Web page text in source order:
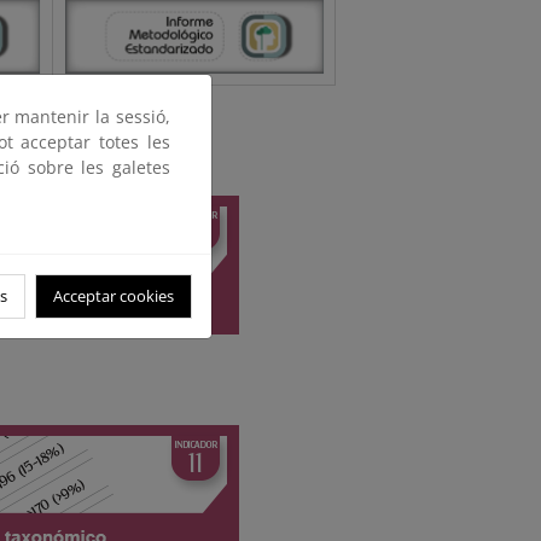
mantenir la sessió,
acceptar totes les
sobre les galetes
Acceptar cookies